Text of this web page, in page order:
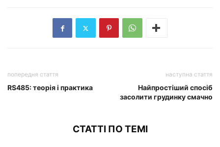
попередня стаття
RS485: теорія і практика
наступна стаття
Найпростіший спосіб
засолити грудинку смачно
СТАТТІ ПО ТЕМІ